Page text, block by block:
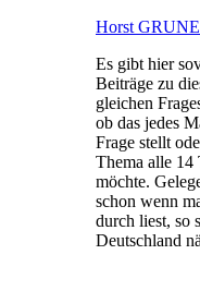
Horst
Es gibt hier
Beiträge zu
gleichen
ob das jedes
Frage stellt
Thema alle 14
möchte.
schon wenn
durch liest, so
Deutschland